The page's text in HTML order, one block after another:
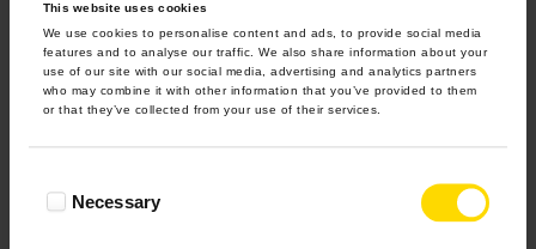
This website uses cookies
We use cookies to personalise content and ads, to provide social media
features and to analyse our traffic. We also share information about your
use of our site with our social media, advertising and analytics partners
who may combine it with other information that you’ve provided to them
or that they’ve collected from your use of their services.
SelectionNecessary
4.9 z 5.0